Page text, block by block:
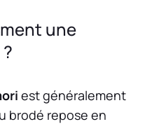
une
est généralement
brodé repose en